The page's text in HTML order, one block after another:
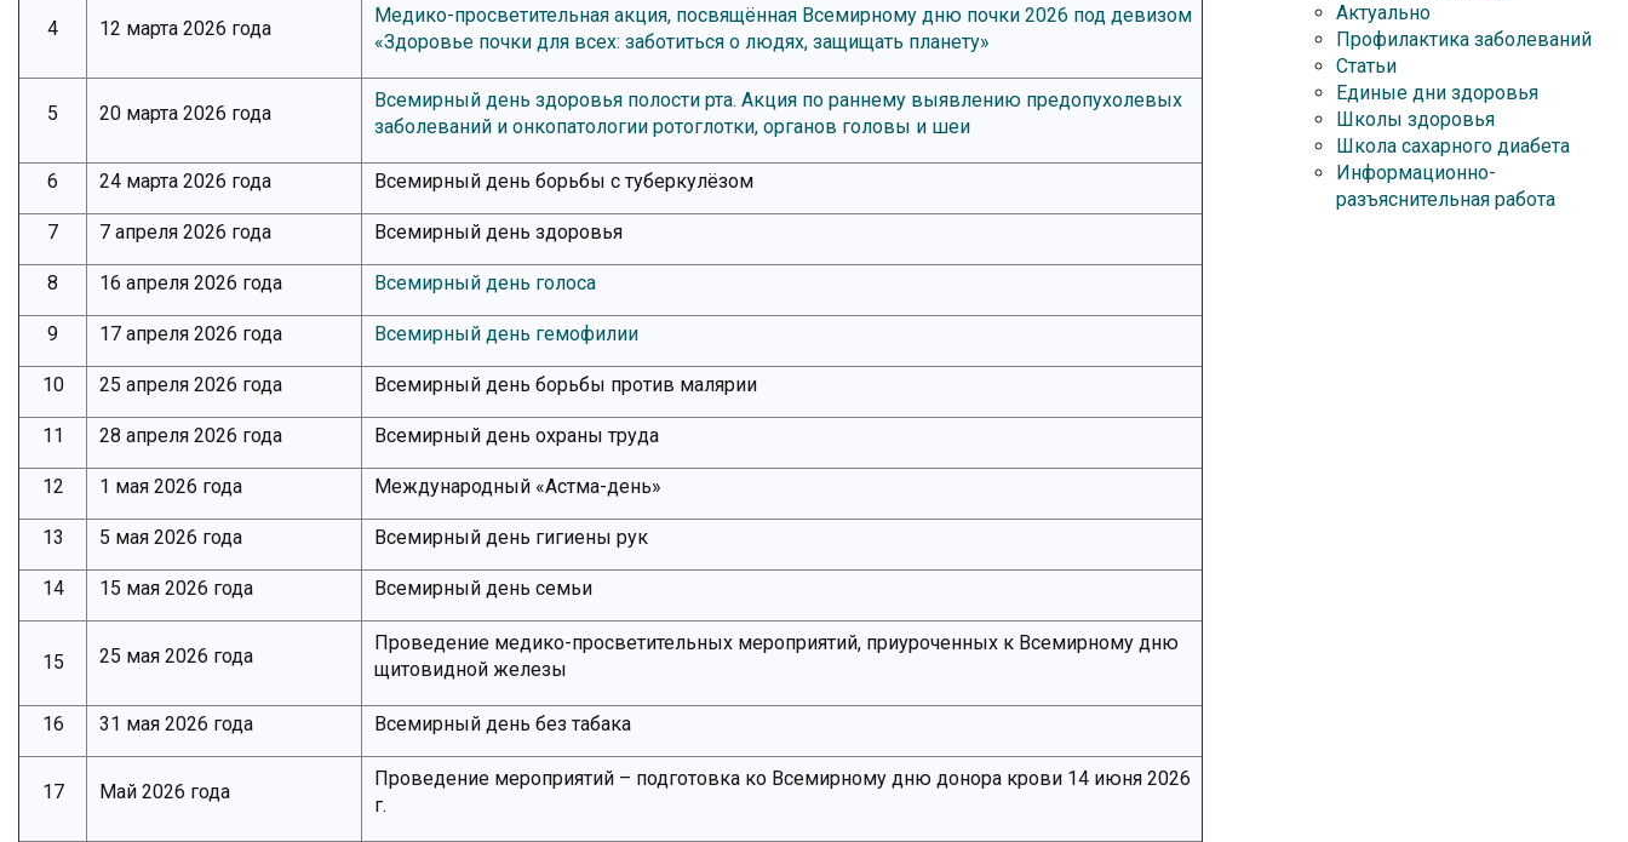
4 12 марта 2026 года
Медико-просветительная акция, посвящённая Всемирному дню почки 2026 под девизом
«Здоровье почки для всех: заботиться о людях, защищать планету»
5 20 марта 2026 года
Всемирный день здоровья полости рта. Акция по раннему выявлению предопухолевых
заболеваний и онкопатологии ротоглотки, органов головы и шеи
6 24 марта 2026 года Всемирный день борьбы с туберкулёзом
7 7 апреля 2026 года Всемирный день здоровья
8 16 апреля 2026 года Всемирный день голоса
9 17 апреля 2026 года Всемирный день гемофилии
10 25 апреля 2026 года Всемирный день борьбы против малярии
11 28 апреля 2026 года Всемирный день охраны труда
12 1 мая 2026 года Международный «Астма-день»
13 5 мая 2026 года Всемирный день гигиены рук
14 15 мая 2026 года Всемирный день семьи
15 25 мая 2026 года
Проведение медико-просветительных мероприятий, приуроченных к Всемирному дню
щитовидной железы
16 31 мая 2026 года Всемирный день без табака
17 Май 2026 года
Проведение мероприятий – подготовка ко Всемирному дню донора крови 14 июня 2026
г.
Актуально
Профилактика заболеваний
Статьи
Единые дни здоровья
Школы здоровья
Школа сахарного диабета
Информационно-
разъяснительная работа